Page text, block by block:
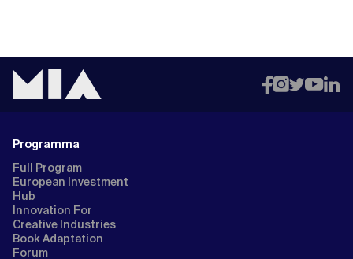
Programma
Full Program
European Investment
Hub
Innovation For
Creative Industries
Book Adaptation
Forum